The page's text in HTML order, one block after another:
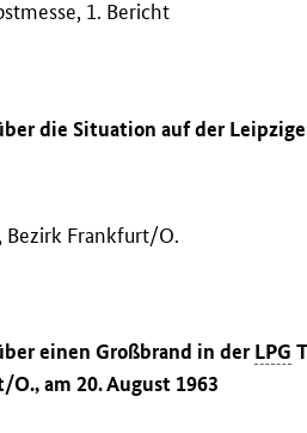
1. Bericht
die Situation auf der
Bezirk Frankfurt/O.
einen Großbrand in derLPG
am 20. August 1963